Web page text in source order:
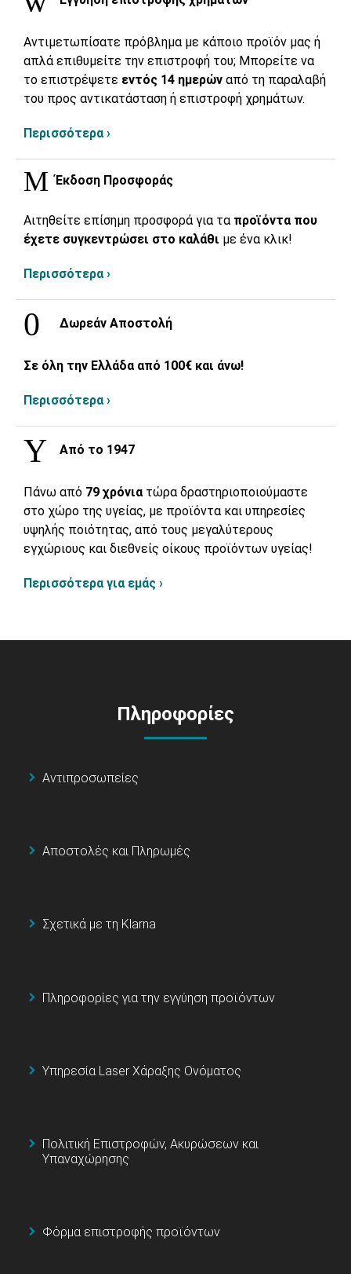
Αντιμετωπίσατε πρόβλημα με κάποιο προϊόν μας ή
απλά επιθυμείτε την επιστροφή του; Μπορείτε να
το επιστρέψετε εντός 14 ημερών από τη παραλαβή
του προς αντικατάσταση ή επιστροφή χρημάτων.
Περισσότερα ›
Έκδοση Προσφοράς
Αιτηθείτε επίσημη προσφορά για τα προϊόντα που
έχετε συγκεντρώσει στο καλάθι με ένα κλικ!
Περισσότερα ›
Δωρεάν Αποστολή
Σε όλη την Ελλάδα από 100€ και άνω!
Περισσότερα ›
Από το 1947
Πάνω από 79 χρόνια τώρα δραστηριοποιούμαστε
στο χώρο της υγείας, με προϊόντα και υπηρεσίες
υψηλής ποιότητας, από τους μεγαλύτερους
εγχώριους και διεθνείς οίκους προϊόντων υγείας!
Περισσότερα για εμάς ›
Πληροφορίες
Αντιπροσωπείες
Αποστολές και Πληρωμές
Σχετικά με τη Klarna
Πληροφορίες για την εγγύηση προϊόντων
Υπηρεσία Laser Χάραξης Ονόματος
Πολιτική Επιστροφών, Ακυρώσεων και
Υπαναχώρησης
Φόρμα επιστροφής προϊόντων